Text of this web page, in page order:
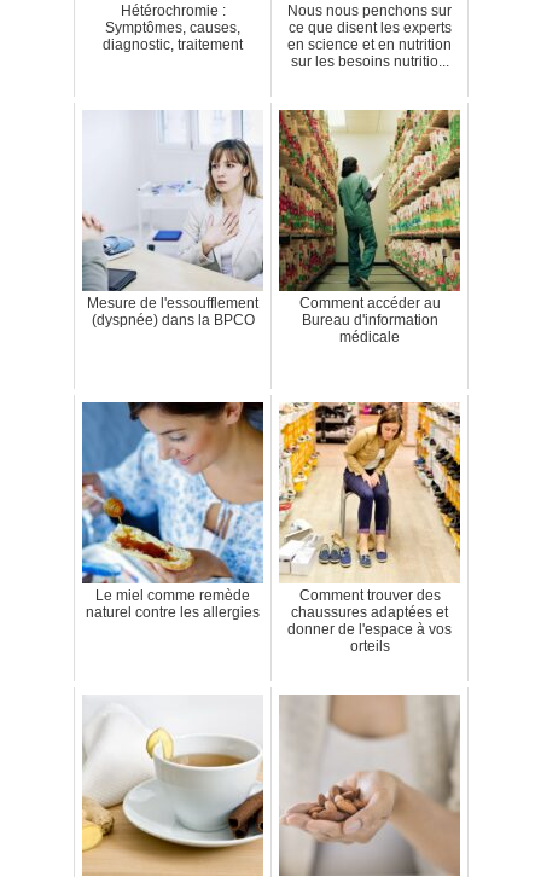
Hétérochromie :
Symptômes, causes,
diagnostic, traitement
Nous nous penchons sur
ce que disent les experts
en science et en nutrition
sur les besoins nutritio...
Mesure de l'essoufflement
(dyspnée) dans la BPCO
Comment accéder au
Bureau d'information
médicale
Le miel comme remède
naturel contre les allergies
Comment trouver des
chaussures adaptées et
donner de l'espace à vos
orteils